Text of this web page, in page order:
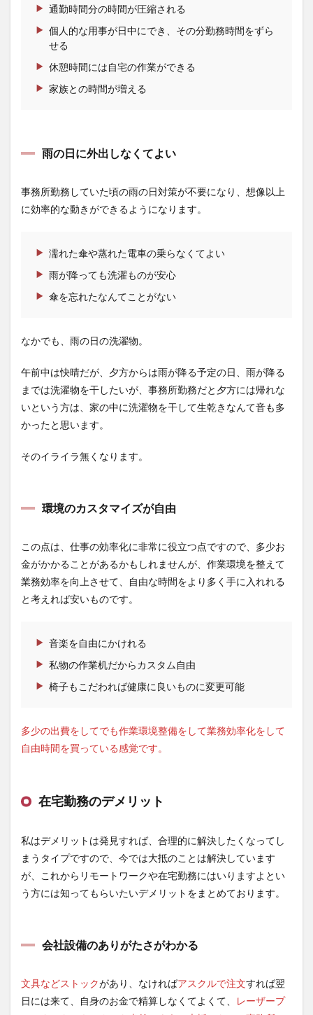
ジャーナ
る内容
後回し
にしな
い
間は変
4
まと
通勤時間分の時間が圧縮される
個人的な用事が日中にでき、その分勤務時間をずら
せる
休憩時間には自宅の作業ができる
家族との時間が増える
雨の日に外出しなくてよい
事務所勤務していた頃の雨の日対策が不要になり、想像以上
に効率的な動きができるようになります。
濡れた傘や蒸れた電車の乗らなくてよい
雨が降っても洗濯ものが安心
傘を忘れたなんてことがない
なかでも、雨の日の洗濯物。
午前中は快晴だが、夕方からは雨が降る予定の日、雨が降る
までは洗濯物を干したいが、事務所勤務だと夕方には帰れな
いという方は、家の中に洗濯物を干して生乾きなんて音も多
かったと思います。
そのイライラ無くなります。
環境のカスタマイズが自由
この点は、仕事の効率化に非常に役立つ点ですので、多少お
金がかかることがあるかもしれませんが、作業環境を整えて
業務効率を向上させて、自由な時間をより多く手に入れれる
と考えれば安いものです。
音楽を自由にかけれる
私物の作業机だからカスタム自由
椅子もこだわれば健康に良いものに変更可能
多少の出費をしてでも作業環境整備をして業務効率化をして
自由時間を買っている感覚です。
在宅勤務のデメリット
私はデメリットは発見すれば、合理的に解決したくなってし
まうタイプですので、今では大抵のことは解決しています
が、これからリモートワークや在宅勤務にはいりますよとい
う方には知ってもらいたいデメリットをまとめております。
会社設備のありがたさがわかる
文具などストックがあり、なければアスクルで注文すれば翌
日には来て、自身のお金で精算しなくてよくて、
レーザープ